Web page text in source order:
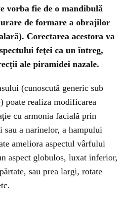
vorba fie de o mandibulă
de formare a obrajilor
Corectarea acestora va
feţei ca un întreg,
ale piramidei nazale.
(cunoscută generic sub
poate realiza modificarea
cu armonia facială prin
sau a narinelor, a hampului
ameliora aspectul vârfului
aspect globulos, luxat inferior,
sau prea largi, rotate